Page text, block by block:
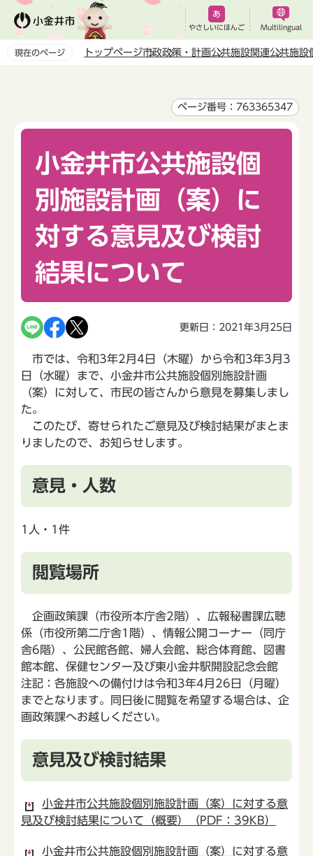
ペ
やさしいにほんご Multilingual
現在のページ トップページ市政政策・計画公共施設関連公共施設
ページ番号：763365347
小金井市公共施設個
別施設計画（案）に
対する意見及び検討
結果について
更新日：2021年3月25日
市では、令和3年2月4日（木曜）から令和3年3月3
日（水曜）まで、小金井市公共施設個別施設計画
（案）に対して、市民の皆さんから意見を募集しまし
た。
このたび、寄せられたご意見及び検討結果がまとま
りましたので、お知らせします。
意見・人数
1人・1件
閲覧場所
企画政策課（市役所本庁舎2階）、広報秘書課広聴
係（市役所第二庁舎1階）、情報公開コーナー（同庁
舎6階）、公民館各館、婦人会館、総合体育館、図書
館本館、保健センター及び東小金井駅開設記念会館
注記：各施設への備付けは令和3年4月26日（月曜）
までとなります。同日後に閲覧を希望する場合は、企
画政策課へお越しください。
意見及び検討結果
小金井市公共施設個別施設計画（案）に対する意
見及び検討結果について（概要）（PDF：39KB）
小金井市公共施設個別施設計画（案）に対する意